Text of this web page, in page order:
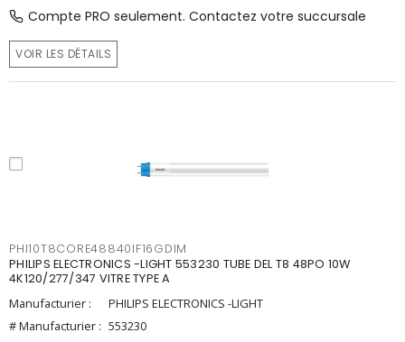
Compte PRO seulement. Contactez votre succursale
VOIR LES DÉTAILS
PHI10T8CORE48840IF16GDIM
PHILIPS ELECTRONICS -LIGHT 553230 TUBE DEL T8 48PO 10W
4K120/277/347 VITRE TYPE A
Manufacturier :
PHILIPS ELECTRONICS -LIGHT
# Manufacturier : 553230